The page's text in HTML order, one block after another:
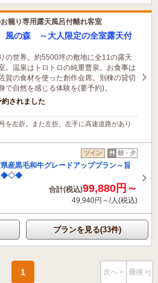
籠り専用露天風呂付離れ客室
風の森 ～大人限定の全室露天付
の世界。約5500坪の敷地に全11の露天
。温泉はトロトロの純重曹泉。お食事は
賀の食材を使った創作会席。別棟の貸切
で自然を感じる体験を(要予約)。
されました
を左折。また左折、左手に高速道路があり
ツイン 朝・夕
黒毛和牛グレードアッププラン～旨
◆◇◆
合計(税込)99,880円～
49,940円～/人(税込)
プランを見る(33件)
1 次へ > 最後 >|